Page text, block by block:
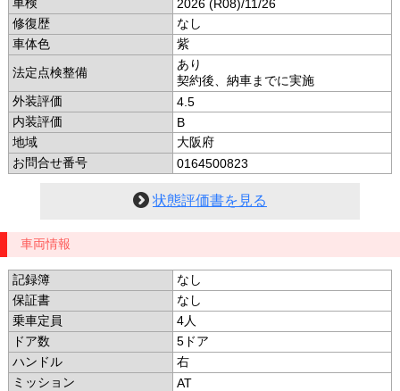
2026 (R08)/11/26
修復歴
なし
車体色
紫
法定点検整備
あり
契約後、納車までに実施
外装評価
4.5
内装評価
B
地域
大阪府
お問合せ番号
0164500823
状態評価書を見る
車両情報
記録簿
なし
保証書
なし
乗車定員
4人
ドア数
5ドア
ハンドル
右
ミッション
AT